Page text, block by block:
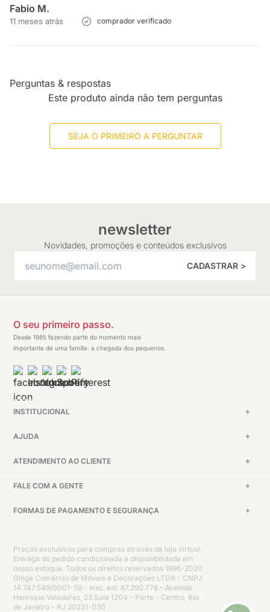
Fabio M.
11 meses atrás comprador verificado
Perguntas & respostas
Este produto ainda não tem perguntas
SEJA O PRIMEIRO A PERGUNTAR
newsletter
Novidades, promoções e conteúdos exclusivos
CADASTRAR >
O seu primeiro passo.
Desde 1985 fazendo parte do momento mais
importante de uma família: a chegada dos pequenos.
INSTITUCIONAL
AJUDA
ATENDIMENTO AO CLIENTE
FALE COM A GENTE
FORMAS DE PAGAMENTO E SEGURANÇA
Preços exclusivos para compras através da loja virtual.
Entrega do pedido condicionada a disponibilidade em
nosso estoque. Todos os direitos reservados 1996-2020
Ginga Comércio de Móveis e Decorações LTDA - CNPJ:
14.747.549/0001-59 - Insc. est: 87.290.778 - Avenida
Henrique Valadares, 23 Sala 1204 - Parte - Centro, Rio
de Janeiro - RJ 20231-030